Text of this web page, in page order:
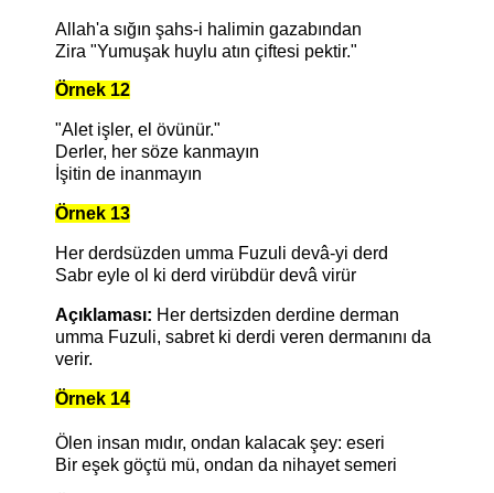
Allah'a sığın şahs-i halimin gazabından
Zira "Yumuşak huylu atın çiftesi pektir."
Örnek 12
"Alet işler, el övünür."
Derler, her söze kanmayın
İşitin de inanmayın
Örnek 13
Her derdsüzden umma Fuzuli devâ-yi derd
Sabr eyle ol ki derd virübdür devâ virür
Açıklaması: Her dertsizden derdine derman
umma Fuzuli, sabret ki derdi veren dermanını da
verir.
Örnek 14
Ölen insan mıdır, ondan kalacak şey: eseri
Bir eşek göçtü mü, ondan da nihayet semeri